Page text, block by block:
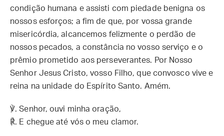
condição humana e assisti com piedade benigna os
nossos esforços; a fim de que, por vossa grande
misericórdia, alcancemos felizmente o perdão de
nossos pecados, a constância no vosso serviço e o
prêmio prometido aos perseverantes. Por Nosso
Senhor Jesus Cristo, vosso Filho, que convosco vive e
reina na unidade do Espírito Santo. Amém.
℣. Senhor, ouvi minha oração,
℟. E chegue até vós o meu clamor.